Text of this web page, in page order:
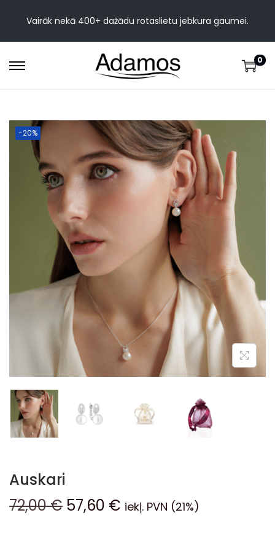
Vairāk nekā 400+ dažādu rotaslietu jebkura gaumei.
0
-20%
Auskari
72,00€ 57,60 € iekļ. PVN (21%)